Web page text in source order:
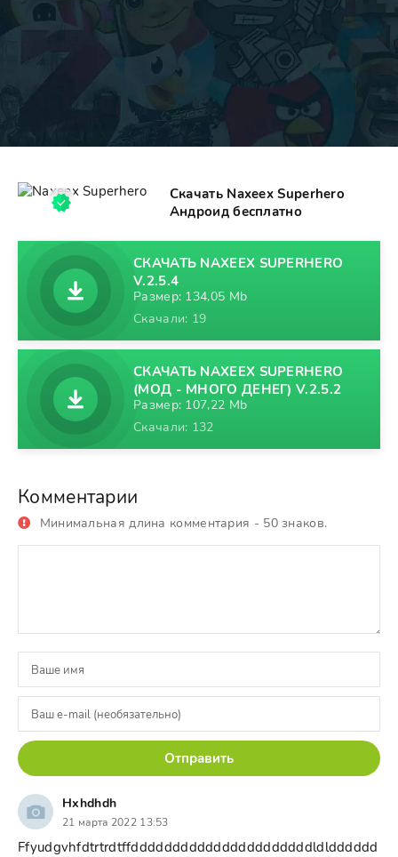
Скачать Naxeex Superhero
Андроид бесплатно
СКАЧАТЬ NAXEEX SUPERHERO
V.2.5.4
Размер: 134,05 Mb
Скачали: 19
СКАЧАТЬ NAXEEX SUPERHERO
(МОД - МНОГО ДЕНЕГ) V.2.5.2
Размер: 107,22 Mb
Скачали: 132
Комментарии
Минимальная длина комментария - 50 знаков.
Отправить
Hxhdhdh
21 марта 2022 13:53
Ffyudgvhfdtrtrdtffddddddddddddddddddddddldldddddd